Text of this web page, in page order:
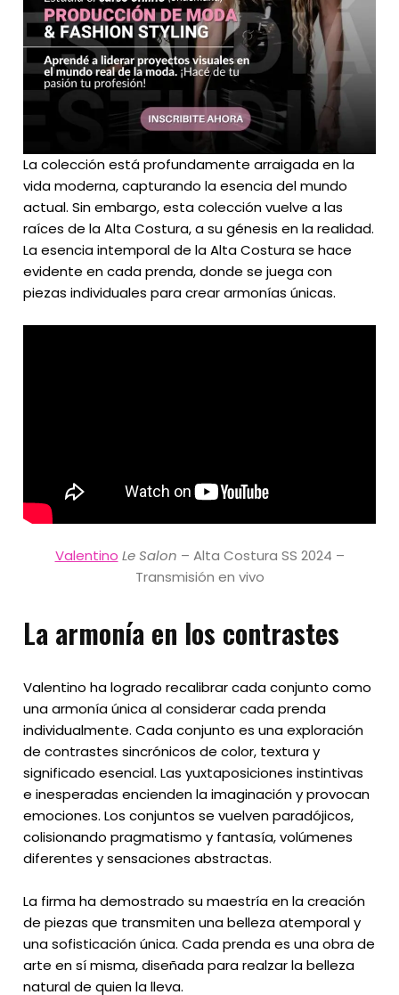
La colección está profundamente arraigada en la
vida moderna, capturando la esencia del mundo
actual. Sin embargo, esta colección vuelve a las
raíces de la Alta Costura, a su génesis en la realidad.
La esencia intemporal de la Alta Costura se hace
evidente en cada prenda, donde se juega con
piezas individuales para crear armonías únicas.
Valentino Le Salon – Alta Costura SS 2024 –
Transmisión en vivo
La armonía en los contrastes
Valentino ha logrado recalibrar cada conjunto como
una armonía única al considerar cada prenda
individualmente. Cada conjunto es una exploración
de contrastes sincrónicos de color, textura y
significado esencial. Las yuxtaposiciones instintivas
e inesperadas encienden la imaginación y provocan
emociones. Los conjuntos se vuelven paradójicos,
colisionando pragmatismo y fantasía, volúmenes
diferentes y sensaciones abstractas.
La firma ha demostrado su maestría en la creación
de piezas que transmiten una belleza atemporal y
una sofisticación única. Cada prenda es una obra de
arte en sí misma, diseñada para realzar la belleza
natural de quien la lleva.